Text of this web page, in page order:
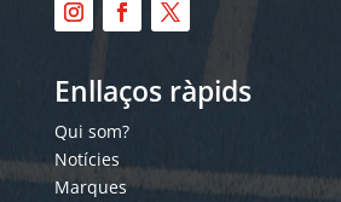
Enllaços ràpids
Qui som?
Notícies
Marques